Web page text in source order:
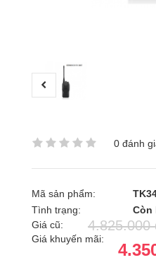
0 đánh
Mã sản phẩm:
Tình trạng:
Còn
Giá cũ:
4.825.000
Giá khuyến mãi: